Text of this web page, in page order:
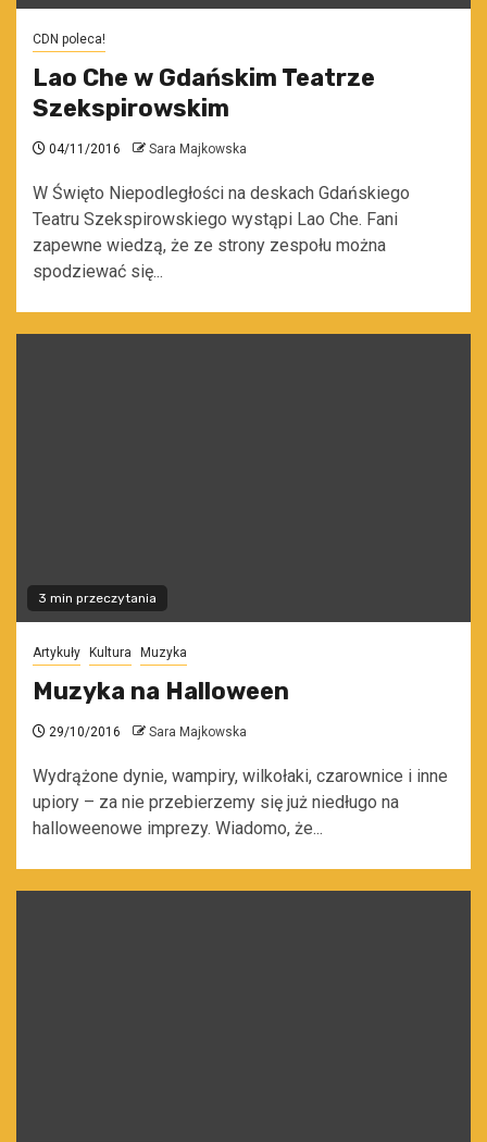
CDN poleca!
Lao Che w Gdańskim Teatrze
Szekspirowskim
04/11/2016 Sara Majkowska
W Święto Niepodległości na deskach Gdańskiego
Teatru Szekspirowskiego wystąpi Lao Che. Fani
zapewne wiedzą, że ze strony zespołu można
spodziewać się...
3 min przeczytania
Artykuły Kultura Muzyka
Muzyka na Halloween
29/10/2016 Sara Majkowska
Wydrążone dynie, wampiry, wilkołaki, czarownice i inne
upiory – za nie przebierzemy się już niedługo na
halloweenowe imprezy. Wiadomo, że...